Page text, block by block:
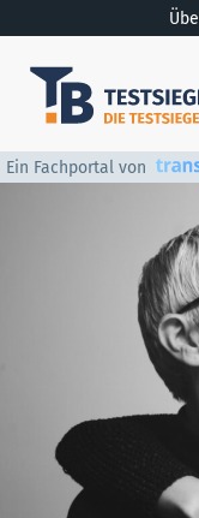
Ein Fachportal von